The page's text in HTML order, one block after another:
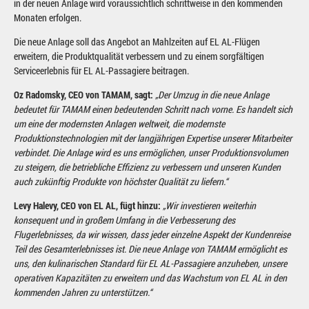
in der neuen Anlage wird voraussichtlich schrittweise in den kommenden
Monaten erfolgen.
Die neue Anlage soll das Angebot an Mahlzeiten auf EL AL-Flügen
erweitern, die Produktqualität verbessern und zu einem sorgfältigen
Serviceerlebnis für EL AL-Passagiere beitragen.
Oz Radomsky, CEO von TAMAM, sagt: „Der Umzug in die neue Anlage
bedeutet für TAMAM einen bedeutenden Schritt nach vorne. Es handelt sich
um eine der modernsten Anlagen weltweit, die modernste
Produktionstechnologien mit der langjährigen Expertise unserer Mitarbeiter
verbindet. Die Anlage wird es uns ermöglichen, unser Produktionsvolumen
zu steigern, die betriebliche Effizienz zu verbessern und unseren Kunden
auch zukünftig Produkte von höchster Qualität zu liefern.“
Levy Halevy, CEO von EL AL, fügt hinzu: „Wir investieren weiterhin
konsequent und in großem Umfang in die Verbesserung des
Flugerlebnisses, da wir wissen, dass jeder einzelne Aspekt der Kundenreise
Teil des Gesamterlebnisses ist. Die neue Anlage von TAMAM ermöglicht es
uns, den kulinarischen Standard für EL AL-Passagiere anzuheben, unsere
operativen Kapazitäten zu erweitern und das Wachstum von EL AL in den
kommenden Jahren zu unterstützen.“